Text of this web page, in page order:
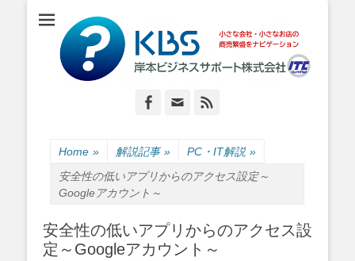
岸本ビジネスサポ
ート株式会社
小さな会社・小さなお店のIT経営をナビゲーション
Facebook
Email
Home » 解説記事 » PC・IT解説 »
安全性の低いアプリからのアクセス設定～
Googleアカウント～
安全性の低いアプリからのアクセス設
定～Googleアカウント～